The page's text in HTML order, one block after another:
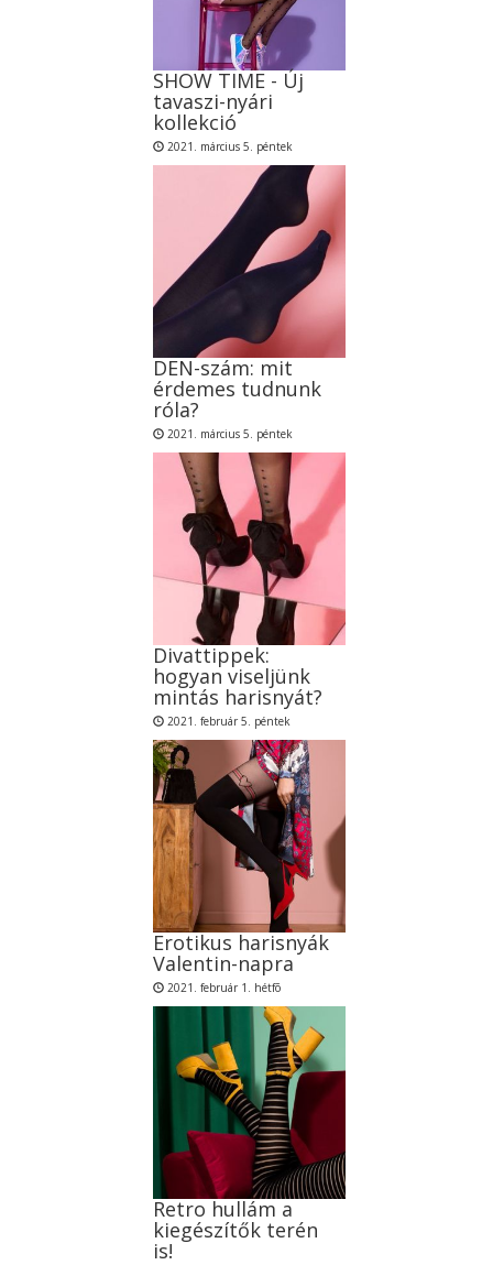
SHOW TIME - Új
tavaszi-nyári
kollekció
2021. március 5. péntek
DEN-szám: mit
érdemes tudnunk
róla?
2021. március 5. péntek
Divattippek:
hogyan viseljünk
mintás harisnyát?
2021. február 5. péntek
Erotikus harisnyák
Valentin-napra
2021. február 1. hétfõ
Retro hullám a
kiegészítők terén
is!